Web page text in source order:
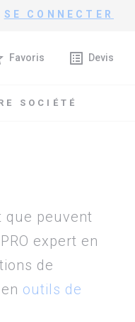
SE CONNECTER
Favoris list_alt Devis
SOCIÉTÉ
que peuvent
expert en
de
outils de